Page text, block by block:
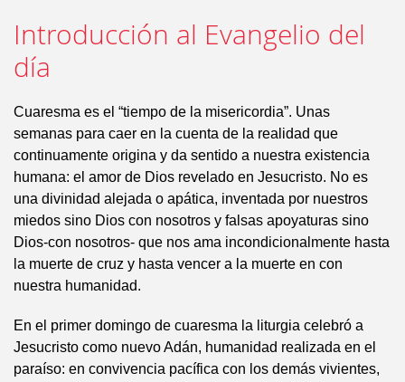
Introducción al Evangelio del
día
Cuaresma es el “tiempo de la misericordia”. Unas
semanas para caer en la cuenta de la realidad que
continuamente origina y da sentido a nuestra existencia
humana: el amor de Dios revelado en Jesucristo. No es
una divinidad alejada o apática, inventada por nuestros
miedos sino Dios con nosotros y falsas apoyaturas sino
Dios-con nosotros- que nos ama incondicionalmente hasta
la muerte de cruz y hasta vencer a la muerte en con
nuestra humanidad.
En el primer domingo de cuaresma la liturgia celebró a
Jesucristo como nuevo Adán, humanidad realizada en el
paraíso: en convivencia pacífica con los demás vivientes,